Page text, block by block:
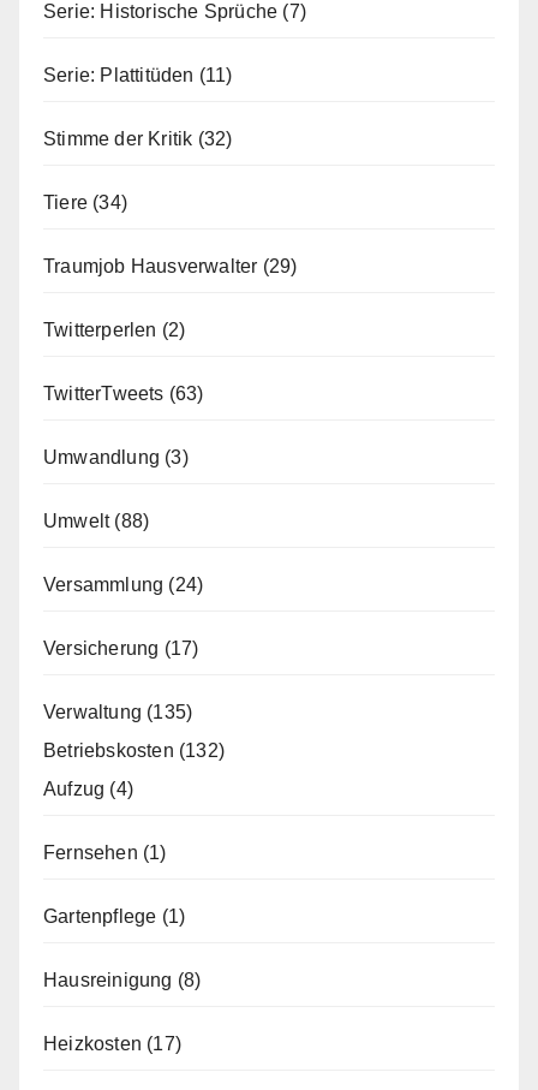
Serie: Historische Sprüche (7)
Serie: Plattitüden (11)
Stimme der Kritik (32)
Tiere (34)
Traumjob Hausverwalter (29)
Twitterperlen (2)
TwitterTweets (63)
Umwandlung (3)
Umwelt(88)
Versammlung (24)
Versicherung (17)
Verwaltung (135)
Betriebskosten (132)
Aufzug (4)
Fernsehen (1)
Gartenpflege (1)
Hausreinigung (8)
Heizkosten (17)